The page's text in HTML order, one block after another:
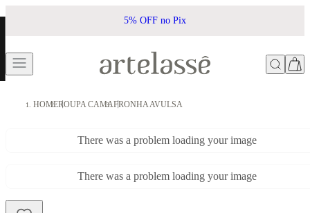
5% OFF no Pix
HOMEROUPA CAMAFRONHA AVULSA
There was a problem loading your image
There was a problem loading your image